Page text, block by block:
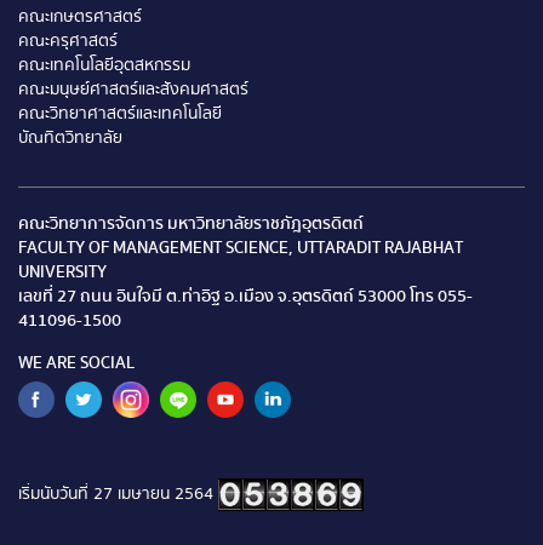
คณะเกษตรศาสตร์
คณะครุศาสตร์
คณะเทคโนโลยีอุตสหกรรม
คณะมนุษย์ศาสตร์และสังคมศาสตร์
คณะวิทยาศาสตร์และเทคโนโลยี
บัณทิตวิทยาลัย
คณะวิทยาการจัดการ มหาวิทยาลัยราชภัฎอุตรดิตถ์
FACULTY OF MANAGEMENT SCIENCE, UTTARADIT RAJABHAT
UNIVERSITY
เลขที่ 27 ถนน อินใจมี ต.ท่าอิฐ อ.เมือง จ.อุตรดิตถ์ 53000 โทร 055-
411096-1500
WE ARE SOCIAL
เริ่มนับวันที่ 27 เมษายน 2564